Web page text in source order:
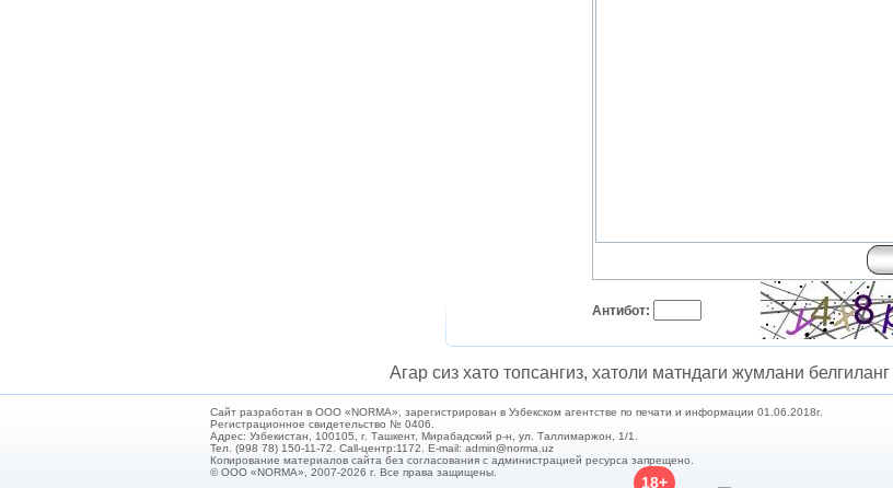
Антибот:
Агар сиз хато топсангиз, хатоли матндаги жумлани
Сайт разработан в ООО «NORMA», зарегистрирован в Узбекском агентстве по печати и информации 01.06.2018г.
Регистрационное свидетельство № 0406.
Адрес: Узбекистан, 100105, г. Ташкент, Мирабадский р-н, ул. Таллимаржон, 1/1.
Тел. (998 78) 150-11-72. Call-центр:1172. E-mail: admin@norma.uz
Копирование материалов сайта без согласования с администрацией ресурса запрещено.
© ООО «NORMA», 2007-2026 г. Все права защищены.
18+